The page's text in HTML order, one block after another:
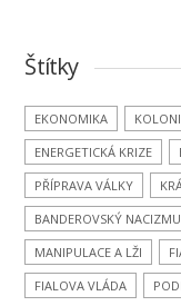
Štítky
EKONOMIKA
ENERGETICKÁ KRIZE
PŘÍPRAVA VÁLKY
BANDEROVSKÝ
MANIPULACE A LŽI
FIALOVA VLÁDA